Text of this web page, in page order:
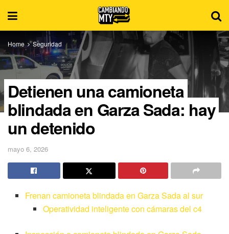
Home Seguridad
Detienen una camioneta
blindada en Garza Sada: hay
un detenido
mayo 6, 2026
Frenan camioneta blindada en Garza Sada al sur
Operatividad inteligente con cámaras del c4